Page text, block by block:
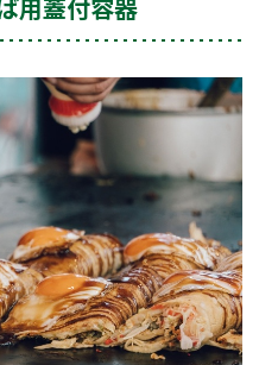
用蓋付容器